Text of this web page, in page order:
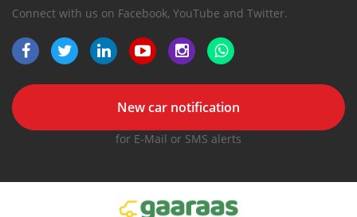
Connect with us on Facebook, YouTube and Twitter.
New car notification
for E-Mail or SMS alerts